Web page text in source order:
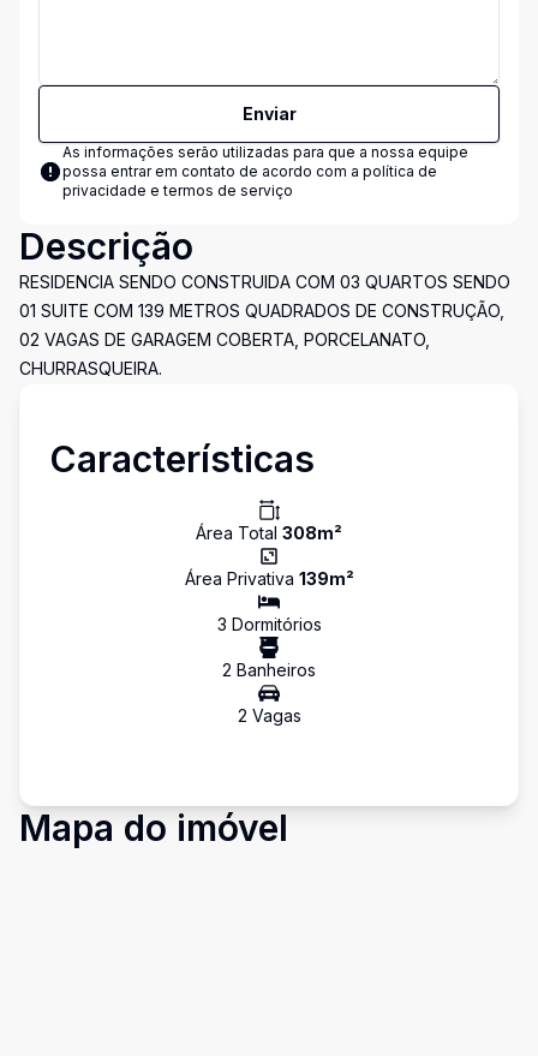
Enviar
As informações serão utilizadas para que a nossa equipe
possa entrar em contato de acordo com a política de
privacidade e termos de serviço
Descrição
RESIDENCIA SENDO CONSTRUIDA COM 03 QUARTOS SENDO
01 SUITE COM 139 METROS QUADRADOS DE CONSTRUÇÃO,
02 VAGAS DE GARAGEM COBERTA, PORCELANATO,
CHURRASQUEIRA.
Características
Área Total 308m²
Área Privativa 139m²
3 Dormitórios
2 Banheiros
2 Vagas
Mapa do imóvel